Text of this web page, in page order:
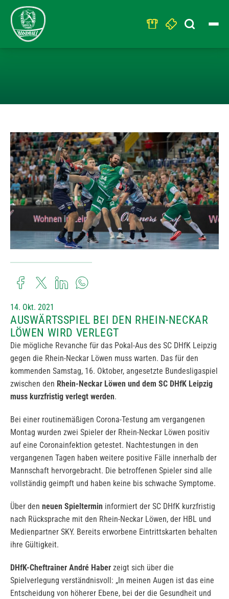
Search
for:
14. Okt. 2021
AUSWÄRTSSPIEL BEI DEN RHEIN-NECKAR
LÖWEN WIRD VERLEGT
Die mögliche Revanche für das Pokal-Aus des SC DHfK Leipzig
gegen die Rhein-Neckar Löwen muss warten. Das für den
kommenden Samstag, 16. Oktober, angesetzte Bundesligaspiel
zwischen den Rhein-Neckar Löwen und dem SC DHfK Leipzig
muss kurzfristig verlegt werden.
Bei einer routinemäßigen Corona-Testung am vergangenen
Montag wurden zwei Spieler der Rhein-Neckar Löwen positiv
auf eine Coronainfektion getestet. Nachtestungen in den
vergangenen Tagen haben weitere positive Fälle innerhalb der
Mannschaft hervorgebracht. Die betroffenen Spieler sind alle
vollständig geimpft und haben keine bis schwache Symptome.
Über den neuen Spieltermin informiert der SC DHfK kurzfristig
nach Rücksprache mit den Rhein-Neckar Löwen, der HBL und
Medienpartner SKY. Bereits erworbene Eintrittskarten behalten
ihre Gültigkeit.
DHfK-Cheftrainer André Haber zeigt sich über die
Spielverlegung verständnisvoll: „In meinen Augen ist das eine
Entscheidung von höherer Ebene, bei der die Gesundheit und